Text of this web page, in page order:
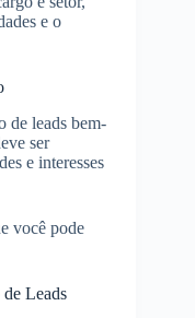
e o
de leads bem-
ser
e interesses
você pode
Leads